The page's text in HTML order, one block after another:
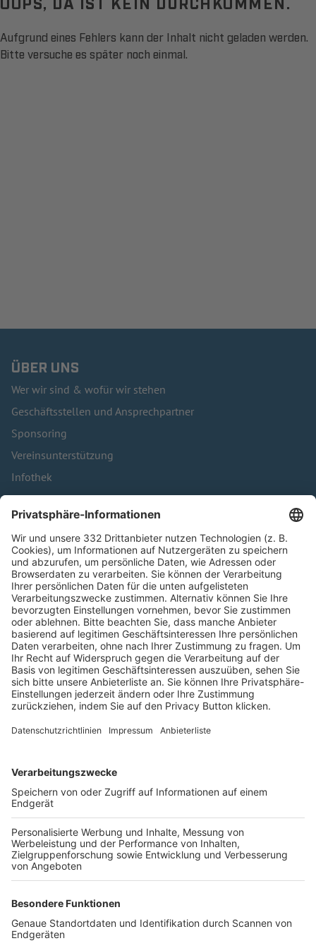
Aufgrund eines Fehlers kann der Inhalt nicht geladen werden.
Bitte versuche es später noch einmal.
ÜBER UNS
Wer wir sind & wofür wir stehen
Geschäftsstellen und Ansprechpartner
Sponsoring
Vereinsunterstützung
Infothek
Kontakt
HÄUFIG BESUCHTE SEITEN
Pässe und Vereinswechsel
Trainerausbildung
Schulungsangebot Vereinsmitarbeiter
BFV-Geschäftsstellen
Trainerbörse
Login SpielPlus
FOLGE DEM BFV
TOP-VEREINE
TOP-PARTNER